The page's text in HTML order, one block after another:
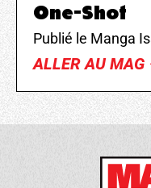
One-Shot
Publié le Manga
ALLER AU MAG